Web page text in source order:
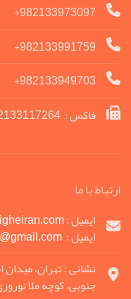
982133973097+
982133991759+
982133949703+
فاکس : 2133117264 98+
ارتباط با ما
ایمیل :
ایمیل :
نشانی : تهران،
جنوبی، کوچه ملا